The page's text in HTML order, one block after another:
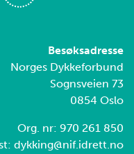
Besøksadresse
Norges Dykkeforbund
Sognsveien 73
0854 Oslo
Org. nr: 970 261 850
dykking@nif.idrett.no